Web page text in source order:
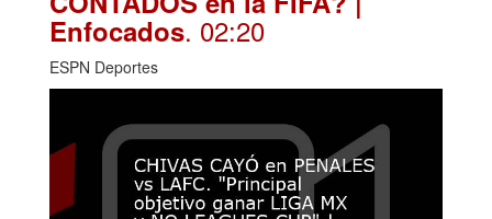
Enfocados. 02:20
ESPN Deportes